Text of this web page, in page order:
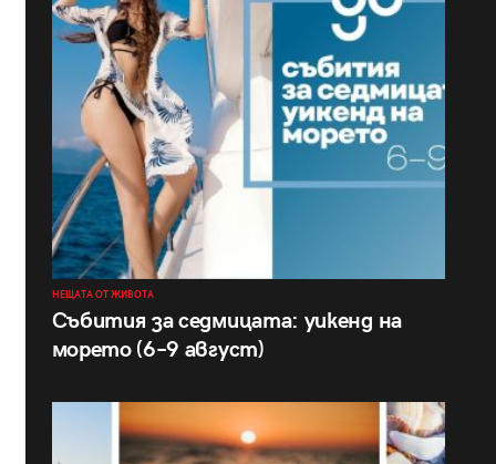
НЕЩАТА ОТ ЖИВОТА
Събития за седмицата: уикенд на
морето (6–9 август)